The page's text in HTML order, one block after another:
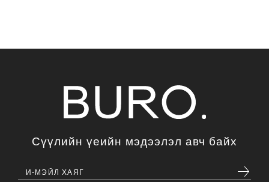
Сүүлийн үеийн мэдээлэл авч байх